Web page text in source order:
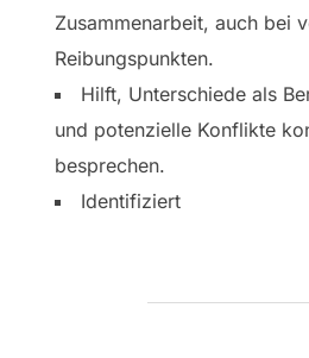
Zusammenarbeit, auch bei
Reibungspunkten.
Hilft, Unterschiede als
und potenzielle Konflikte
besprechen.
Identifiziert